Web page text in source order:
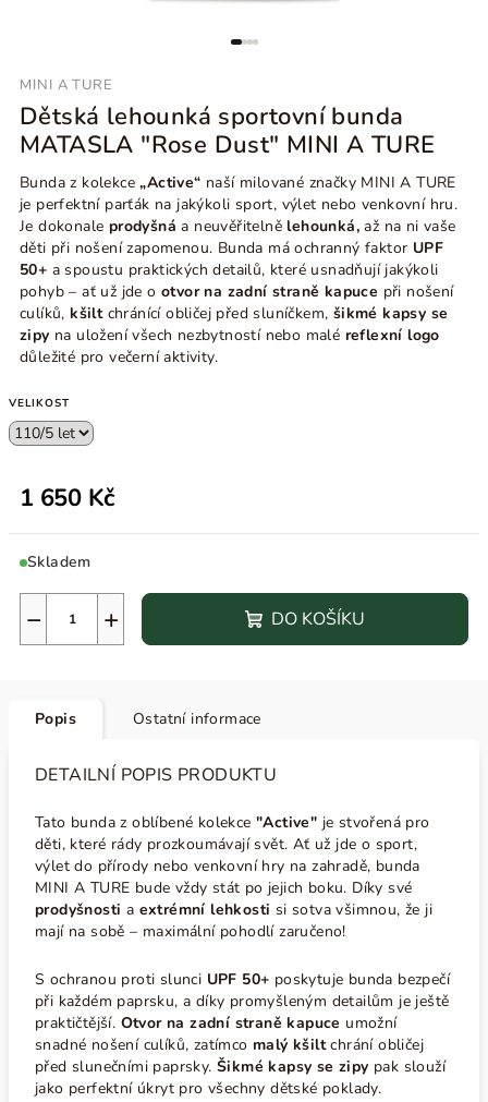
MINI A TURE
Dětská lehounká sportovní bunda
MATASLA "Rose Dust" MINI A TURE
Bunda z kolekce „Active“ naší milované značky MINI A TURE
je perfektní parťák na jakýkoli sport, výlet nebo venkovní hru.
Je dokonale prodyšná a neuvěřitelně lehounká, až na ni vaše
děti při nošení zapomenou. Bunda má ochranný faktor UPF
50+ a spoustu praktických detailů, které usnadňují jakýkoli
pohyb – ať už jde ootvor na zadní straně kapuce při nošení
culíků, kšiltchránící obličej před sluníčkem, šikmé kapsy se
zipy na uložení všech nezbytností nebo malé reflexní logo
důležité pro večerní aktivity.
VELIKOST
1 650 Kč
Skladem
+
− DO KOŠÍKU
Popis Ostatní informace
DETAILNÍ POPIS PRODUKTU
Tato bunda z oblíbené kolekce "Active" je stvořená pro
děti, které rády prozkoumávají svět. Ať už jde o sport,
výlet do přírody nebo venkovní hry na zahradě, bunda
MINI A TURE bude vždy stát po jejich boku. Díky své
prodyšnosti a extrémní lehkosti si sotva všimnou, že ji
mají na sobě – maximální pohodlí zaručeno!
S ochranou proti slunci UPF 50+ poskytuje bunda bezpečí
při každém paprsku, a díky promyšleným detailům je ještě
praktičtější. Otvor na zadní straně kapuce umožní
snadné nošení culíků, zatímco malý kšiltchrání obličej
před slunečními paprsky. Šikmé kapsy se zipy pak slouží
jako perfektní úkryt pro všechny dětské poklady.